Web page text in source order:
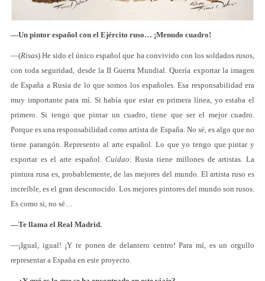
—Un pintor español con el Ejército ruso… ¡Menudo cuadro!
—(Risas) He sido el único español que ha convivido con los soldados rusos,
con toda seguridad, desde la II Guerra Mundial. Quería exportar la imagen
de España a Rusia de lo que somos los españoles. Esa responsabilidad era
muy importante para mí. Si había que estar en primera línea, yo estaba el
primero. Si tengo que pintar un cuadro, tiene que ser el mejor cuadro.
Porque es una responsabilidad como artista de España. No sé, es algo que no
tiene parangón. Represento al arte español. Lo que yo tengo que pintar y
exportar es el arte español. Cuidao: Rusia tiene millones de artistas. La
pintura rusa es, probablemente, de las mejores del mundo. El artista ruso es
increíble, es el gran desconocido. Los mejores pintores del mundo son rusos.
Es como si, no sé…
—Te llama el Real Madrid.
—¡Igual, igual! ¡Y te ponen de delantero centro! Para mí, es un orgullo
representar a España en este proyecto.